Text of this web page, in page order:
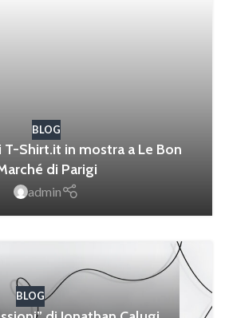
BLOG
T-Shirt.it in mostra a Le Bon
di Parigi
admin
BLOG